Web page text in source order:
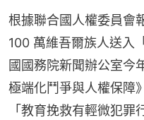
根據聯合國人權委員會
100 萬維吾爾族人送入
國國務院新聞辦公室今
極端化鬥爭與人權保障
「教育挽救有輕微犯